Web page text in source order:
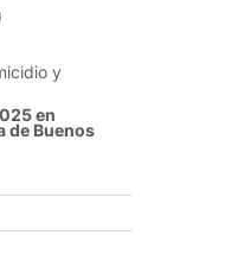
y
en
de Buenos